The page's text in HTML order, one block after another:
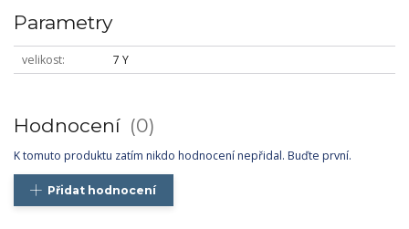
Parametry
velikost 7 Y
Hodnocení 0
K tomuto produktu zatím nikdo hodnocení nepřidal. Buďte první.
Přidat hodnocení